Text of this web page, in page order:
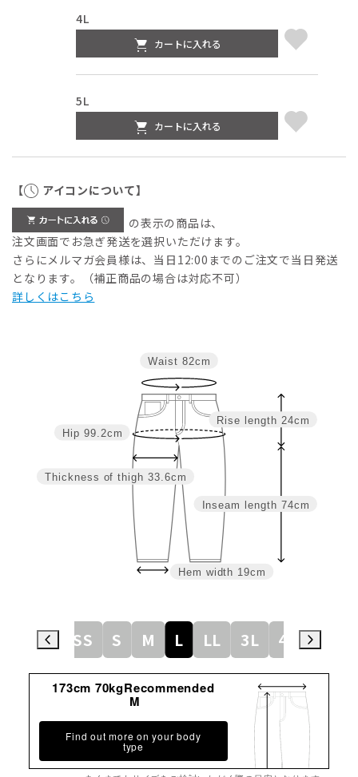
4L
カートに入れる
5L
カートに入れる
【 アイコンについて】
の表示の商品は、
注文画面でお急ぎ発送を選択いただけます。
さらにメルマガ会員様は、当日12:00までのご注文で当日発送
となります。（補正商品の場合は対応不可）
詳しくはこちら
Inseam length 74cm
Rise length 24cm
Hem width 19cm
Thickness of thigh 33.6cm
Hip 99.2cm
Waist 82cm
SS S M L LL 3L 4L
173cm 70kgRecommended
M
Find out more on your body
type